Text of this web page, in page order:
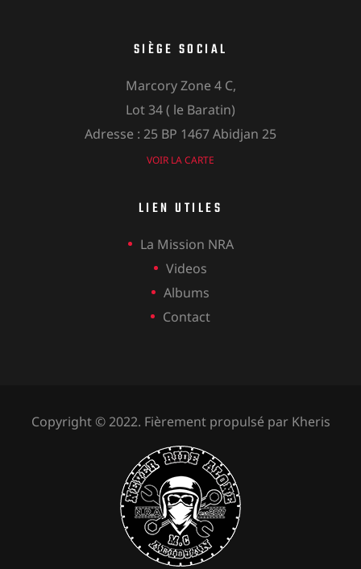
SIÈGE SOCIAL
Marcory Zone 4 C,
Lot 34 ( le Baratin)
Adresse : 25 BP 1467 Abidjan 25
VOIR LA CARTE
LIEN UTILES
La Mission NRA
Videos
Albums
Contact
Copyright © 2022. Fièrement propulsé par Kheris